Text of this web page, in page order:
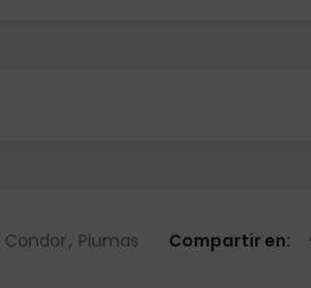
Condor, Plumas Compartir en